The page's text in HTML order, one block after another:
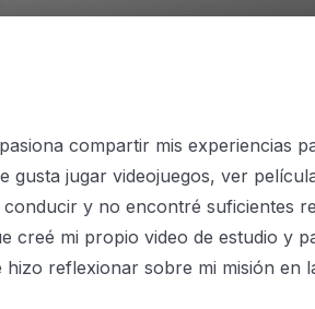
compartir mis experiencias
jugar videojuegos, ver
y no encontré suficientes
creé mi propio video de estudio y
reflexionar sobre mi misión en